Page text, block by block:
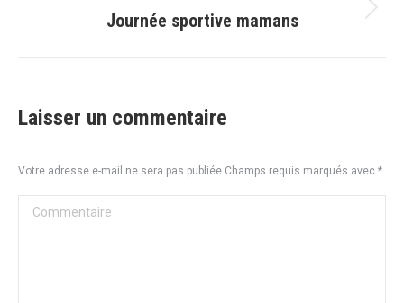
Article
Journée sportive mamans
Laisser un commentaire
Votre adresse e-mail ne sera pas publiée Champs requis marqués avec *
Commentaire